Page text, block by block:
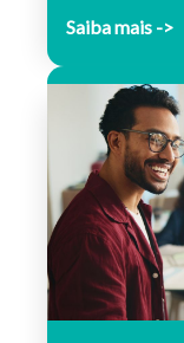
Saiba mais ->